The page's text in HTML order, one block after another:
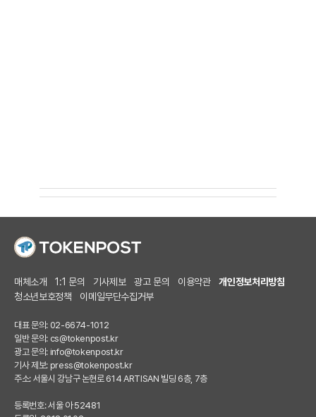
매체소개 1:1 문의 기사제보 광고 문의 이용약관
개인정보처리방침
청소년보호정책
이메일무단수집거부
대표 문의: 02-6674-1012
일반 문의: cs@tokenpost.kr
광고 문의: info@tokenpost.kr
기사 제보: press@tokenpost.kr
주소: 서울시 강남구 논현로 614 ARTISAN 빌딩 6층, 7층
등록번호: 서울 아 52481